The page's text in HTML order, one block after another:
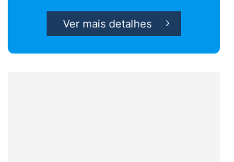
Ver mais detalhes